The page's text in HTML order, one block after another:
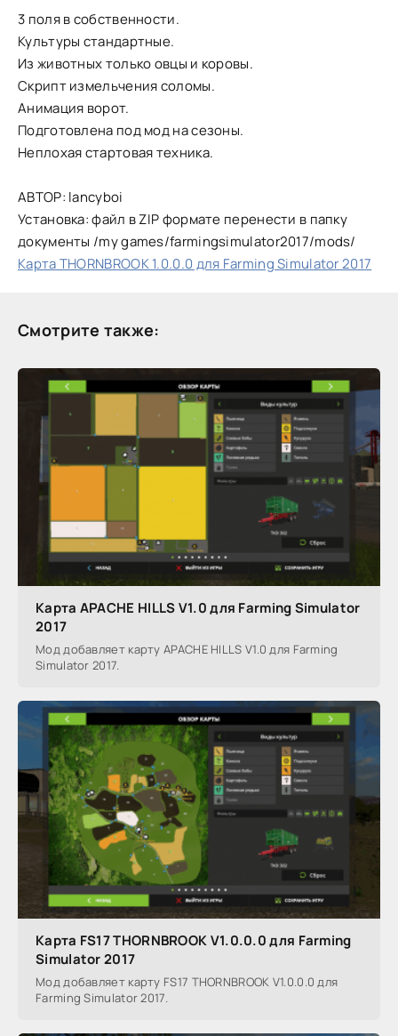
3 поля в собственности.
Культуры стандартные.
Из животных только овцы и коровы.
Скрипт измельчения соломы.
Анимация ворот.
Подготовлена под мод на сезоны.
Неплохая стартовая техника.
АВТОР: lancyboi
Установка: файл в ZIP формате перенести в папку
документы /my games/farmingsimulator2017/mods/
Карта THORNBROOK 1.0.0.0 для Farming Simulator 2017
Смотрите также:
Карта APACHE HILLS V1.0 для Farming Simulator
2017
Мод добавляет карту APACHE HILLS V1.0 для Farming
Simulator 2017.
Карта FS17 THORNBROOK V1.0.0.0 для Farming
Simulator 2017
Мод добавляет карту FS17 THORNBROOK V1.0.0.0 для
Farming Simulator 2017.